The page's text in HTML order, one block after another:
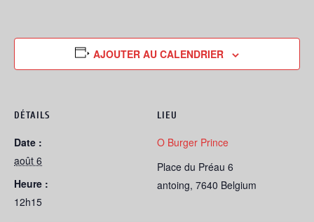
AJOUTER AU CALENDRIER
DÉTAILS
Date :
août 6
Heure :
12h15
LIEU
O Burger Prince
Place du Préau 6
antoing, 7640 Belgium